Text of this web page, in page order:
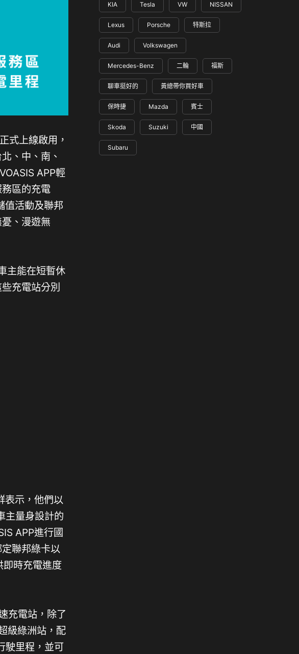
式上線啟用，
、中、南、
APP輕
區的充電
值活動及聯邦
、漫遊無
主能在短暫休
充電站分別
表示，他們以
主量身設計的
APP進行國
聯邦綠卡以
即時充電進度
充電站，除了
級綠洲站，配
駛里程，並可
KIA Tesla VW NISSAN
Lexus Porsche 特斯拉
Audi Volkswagen
Mercedes-Benz 二輪 福斯
聊車挺好的 黃總帶你買好車
保時捷 Mazda 賓士
Skoda Suzuki 中國
Subaru